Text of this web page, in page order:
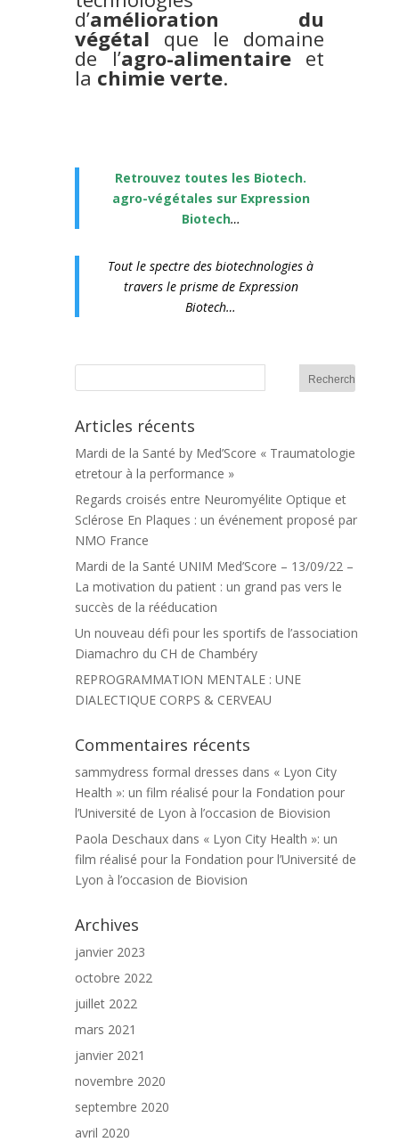
d’amélioration du
végétal que le domaine
de l’agro-alimentaireet
la chimie verte.
Retrouvez toutes les Biotech.
agro-végétales sur Expression
Biotech…
Tout le spectre des biotechnologies à
travers le prisme de Expression
Biotech…
Articles récents
Mardi de la Santé by Med’Score « Traumatologie
etretour à la performance »
Regards croisés entre Neuromyélite Optique et
Sclérose En Plaques : un événement proposé par
NMO France
Mardi de la Santé UNIM Med’Score – 13/09/22 –
La motivation du patient : un grand pas vers le
succès de la rééducation
Un nouveau défi pour les sportifs de l’association
Diamachro du CH de Chambéry
REPROGRAMMATION MENTALE : UNE
DIALECTIQUE CORPS & CERVEAU
Commentaires récents
sammydress formal dresses dans « Lyon City
Health »: un film réalisé pour la Fondation pour
l’Université de Lyon à l’occasion de Biovision
Paola Deschaux dans « Lyon City Health »: un
film réalisé pour la Fondation pour l’Université de
Lyon à l’occasion de Biovision
Archives
janvier 2023
octobre 2022
juillet 2022
mars 2021
janvier 2021
novembre 2020
septembre 2020
avril 2020